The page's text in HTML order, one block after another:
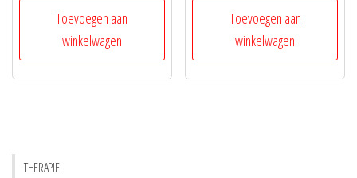
Toevoegen aan
winkelwagen
Toevoegen aan
winkelwagen
THERAPIE